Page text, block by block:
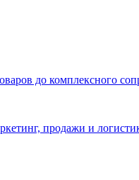
до комплексного
продажи и